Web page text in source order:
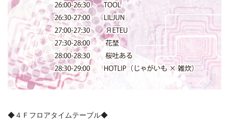
◆４Ｆフロアタイムテーブル◆